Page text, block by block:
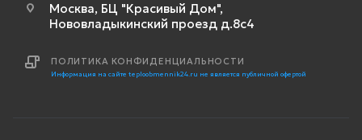
Москва, БЦ "Красивый Дом",
Нововладыкинский проезд д.8с4
ПОЛИТИКА КОНФИДЕНЦИАЛЬНОСТИ
Информация на сайте teploobmennik24.ru не является публичной офертой